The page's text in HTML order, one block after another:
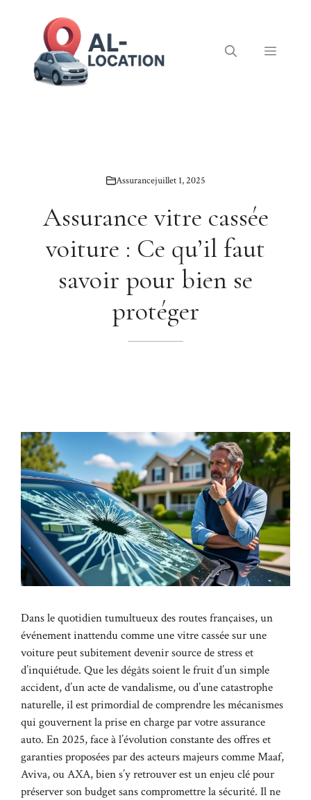
Menu
Assurancejuillet 1, 2025
Assurance vitre cassée
voiture : Ce qu’il faut
savoir pour bien se
protéger
Dans le quotidien tumultueux des routes françaises, un
événement inattendu comme une vitre cassée sur une
voiture peut subitement devenir source de stress et
d’inquiétude. Que les dégâts soient le fruit d’un simple
accident, d’un acte de vandalisme, ou d’une catastrophe
naturelle, il est primordial de comprendre les mécanismes
qui gouvernent la prise en charge par votre assurance
auto. En 2025, face à l’évolution constante des offres et
garanties proposées par des acteurs majeurs comme Maaf,
Aviva, ou AXA, bien s’y retrouver est un enjeu clé pour
préserver son budget sans compromettre la sécurité. Il ne